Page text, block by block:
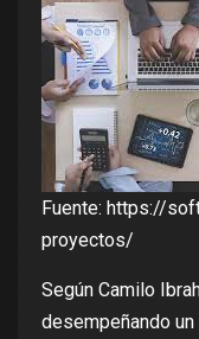
Fuente: https://
proyectos/
Según Camilo
desempeñando